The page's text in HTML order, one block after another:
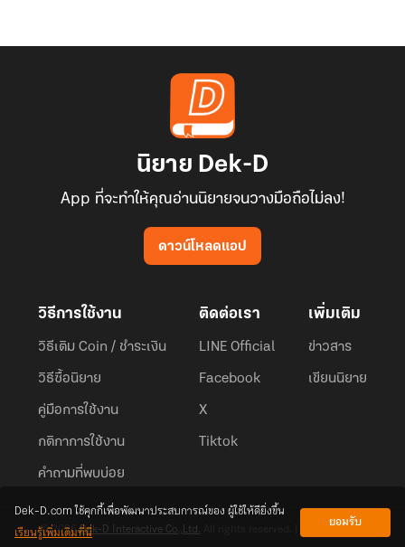
นิยาย Dek-D
App ที่จะทำให้คุณอ่านนิยายจนวางมือถือไม่ลง!
ดาวน์โหลดแอป
วิธีการใช้งาน
วิธีเติม Coin / ชำระเงิน
วิธีซื้อนิยาย
คู่มือการใช้งาน
กติกาการใช้งาน
คำถามที่พบบ่อย
ติดต่อเรา
LINE Official
Facebook
X
Tiktok
เพิ่มเติม
ข่าวสาร
เขียนนิยาย
© 2026Dek-D Interactive Co.,Ltd.
Dek-D.com ใช้คุกกี้เพื่อพัฒนาประสบการณ์ของ ผู้ใช้ให้ดียิ่งขึ้น
เรียนรู้เพิ่มเติมที่นี่
ยอมรับ